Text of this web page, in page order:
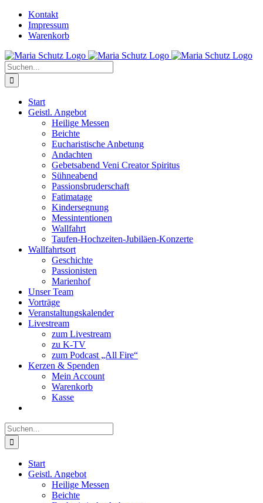
Zum
Inhalt
springen
YouTube
InstagramKontakt
Impressum
Warenkorb
Suche
nach:
Start
Geistl. Angebot
Heilige Messen
Beichte
Eucharistische Anbetung
Andachten
Gebetsabend Veni Creator Spiritus
Sühneabend
Passionsbruderschaft
Fatimatage
Kindersegnung
Messintentionen
Wallfahrt
Taufen-Hochzeiten-Jubiläen-Konzerte
Wallfahrtsort
Geschichte
Passionisten
Marienhof
Unser Team
Vorträge
Veranstaltungskalender
Livestream
zum Livestream
zu K-TV
zum Podcast „All Fire“
Kerzen & Spenden
Mein Account
Warenkorb
Kasse
Suche
nach:
Start
Geistl. Angebot
Heilige Messen
Beichte